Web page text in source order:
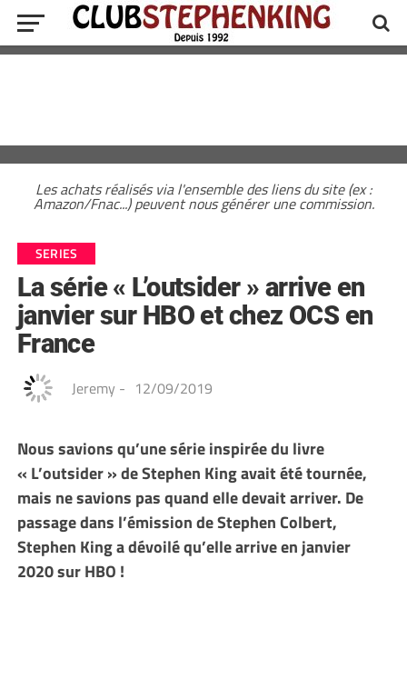
Les achats réalisés via l'ensemble des liens du site (ex :
Amazon/Fnac...) peuvent nous générer une commission.
SERIES
La série « L’outsider » arrive en
janvier sur HBO et chez OCS en
France
Jeremy - 12/09/2019
Nous savions qu’une série inspirée du livre
« L’outsider » de Stephen King avait été tournée,
mais ne savions pas quand elle devait arriver. De
passage dans l’émission de Stephen Colbert,
Stephen King a dévoilé qu’elle arrive en janvier
2020 sur HBO !